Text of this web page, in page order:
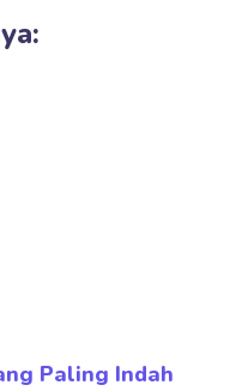
Paling Indah